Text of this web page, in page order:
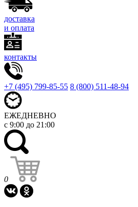
доставка
и оплата
контакты
+7 (495) 799-85-55 8 (800) 511-48-94
ЕЖЕДНЕВНО
с 9:00 до 21:00
0